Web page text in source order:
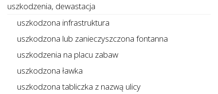
uszkodzenia, dewastacja
uszkodzona infrastruktura
uszkodzona lub zanieczyszczona fontanna
uszkodzenia na placu zabaw
uszkodzona ławka
uszkodzona tabliczka z nazwą ulicy